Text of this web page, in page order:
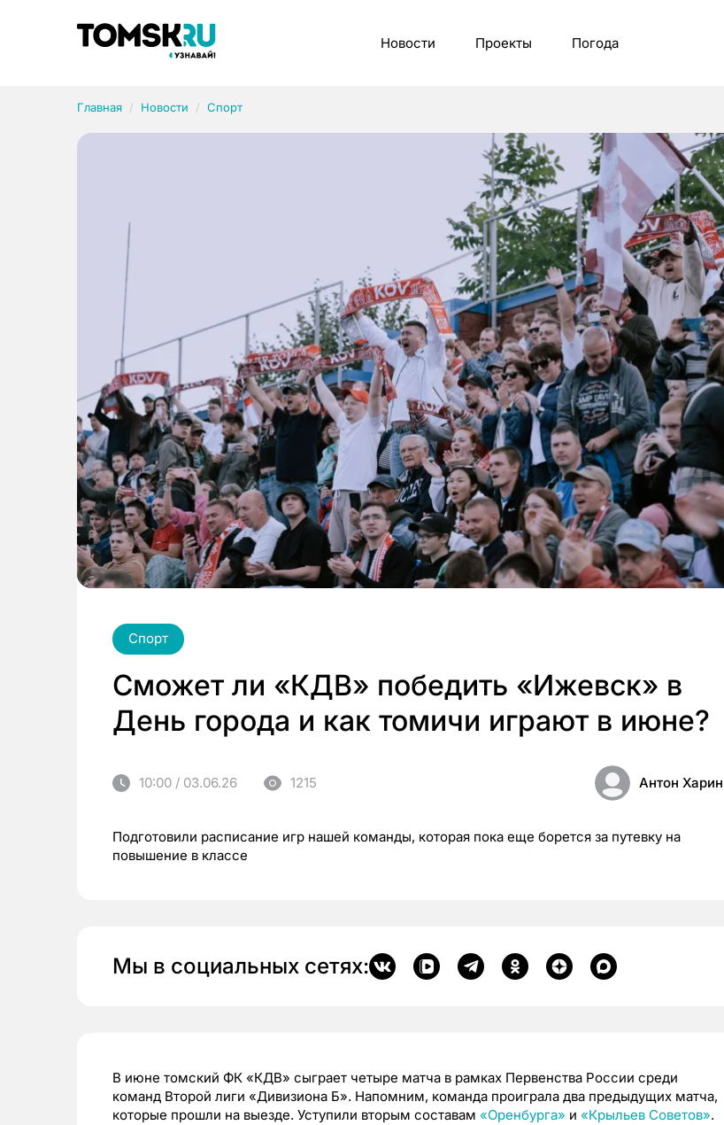
Новости Проекты Погода
Главная Новости Спорт
Спорт
Сможет ли «КДВ» победить «Ижевск» в
День города и как томичи играют в июне?
10:00 / 03.06.26 1215 Антон Харин
Подготовили расписание игр нашей команды, которая пока еще борется за путевку на
повышение в классе
Мы в социальных сетях:
В июне томский ФК «КДВ» сыграет четыре матча в рамках Первенства России среди
команд Второй лиги «Дивизиона Б». Напомним, команда проиграла два предыдущих матча,
которые прошли на выезде. Уступили вторым составам «Оренбурга» и «Крыльев Советов».
Рубрики